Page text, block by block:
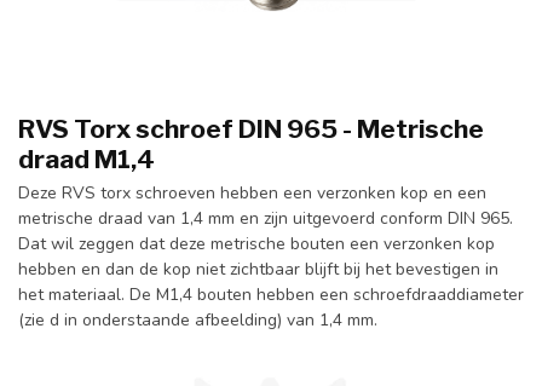
RVS Torx schroef DIN 965 - Metrische
draad M1,4
Deze RVS torx schroeven hebben een verzonken kop en een
metrische draad van 1,4 mm en zijn uitgevoerd conform DIN 965.
Dat wil zeggen dat deze metrische bouten een verzonken kop
hebben en dan de kop niet zichtbaar blijft bij het bevestigen in
het materiaal. De M1,4 bouten hebben een schroefdraaddiameter
(zie d in onderstaande afbeelding) van 1,4 mm.